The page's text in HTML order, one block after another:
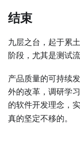
结束
九层之台，起于累
阶段，尤其是测试
产品质量的可持续
外的改革，调研学
的软件开发理念，
真的坚定不移的。